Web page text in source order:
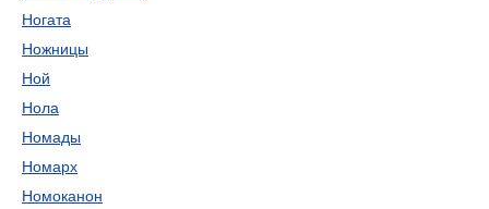
Ногата
Ножницы
Ной
Нола
Номады
Номарх
Номоканон